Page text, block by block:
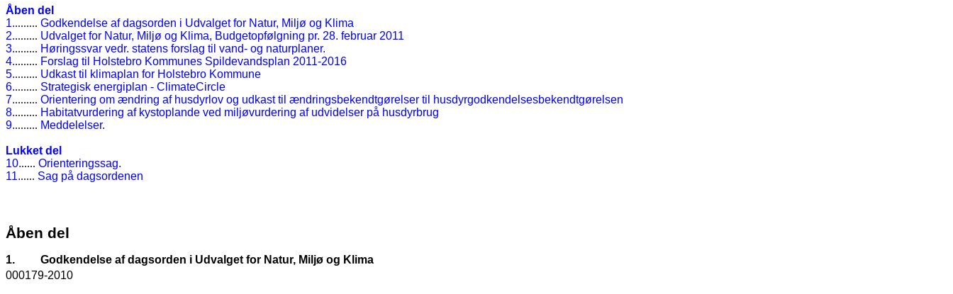
Åben del
1......... Godkendelse af dagsorden i Udvalget for Natur, Miljø og Klima
2......... Udvalget for Natur, Miljø og Klima, Budgetopfølgning pr. 28. februar 2011
3......... Høringssvar vedr. statens forslag til vand- og naturplaner.
4......... Forslag til Holstebro Kommunes Spildevandsplan 2011-2016
5......... Udkast til klimaplan for Holstebro Kommune
6......... Strategisk energiplan - ClimateCircle
7......... Orientering om ændring af husdyrlov og udkast til ændringsbekendtgørelser til husdyrgodkendelsesbekendtgørelsen
8......... Habitatvurdering af kystoplande ved miljøvurdering af udvidelser på husdyrbrug
9......... Meddelelser.
Lukket del
10...... Orienteringssag.
11...... Sag på dagsordenen
Åben del
1.
Godkendelse af dagsorden i Udvalget for Natur, Miljø og Klima
000179-2010